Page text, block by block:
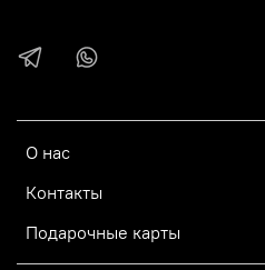
О нас
Контакты
Подарочные карты